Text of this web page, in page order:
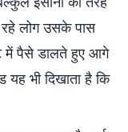
लोग उसके पास
पैसे डालते हुए आगे
भी दिखाता है कि